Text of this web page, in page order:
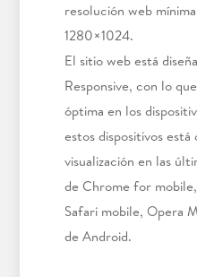
resolución web
1280×1024.
El sitio web está
Responsive, con lo
óptima en los
estos dispositivos está
visualización en las
de Chrome for
Safari mobile, Opera
de Android.